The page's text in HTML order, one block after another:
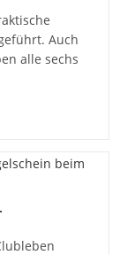
Auch
alle sechs